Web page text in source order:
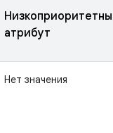
атрибут
Нет значения